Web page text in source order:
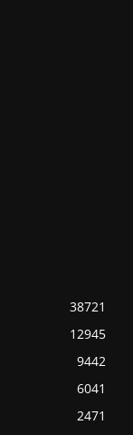
38721
12945
9442
6041
2471